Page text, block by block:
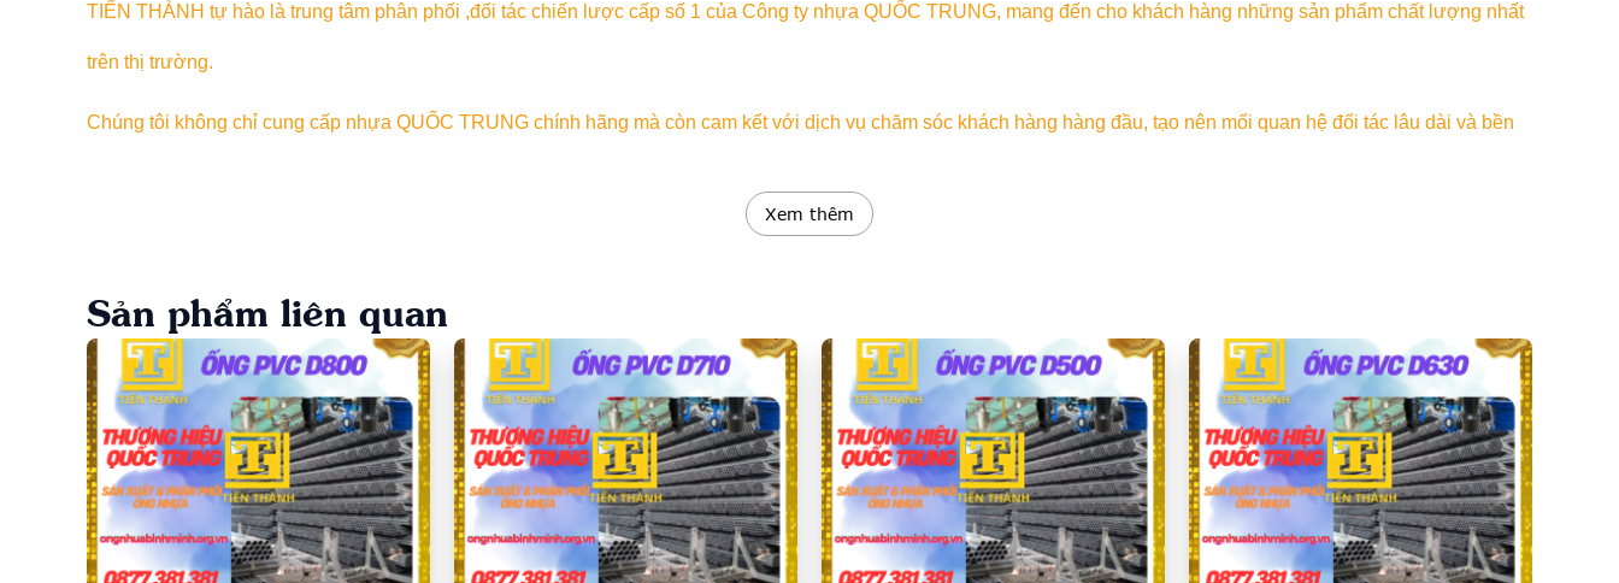
TIẾN THÀNH tự hào là trung tâm phân phối ,đối tác chiến lược cấp số 1 của Công ty nhựa QUỐC TRUNG, mang đến cho khách hàng những sản phẩm chất lượng nhất
trên thị trường.
Chúng tôi không chỉ cung cấp nhựa QUỐC TRUNG chính hãng mà còn cam kết với dịch vụ chăm sóc khách hàng hàng đầu, tạo nên mối quan hệ đối tác lâu dài và bền
Ống PVC QUỐC TRUNG Giá Rẻ Nhất Luôn Sẵn Sàng Phục Vụ Quý Khách Hàng
NGOÀI RA, NHỰA QUỐC TRUNG CÒN CÓ CÁC LOẠI ỐNG KHÁC NHƯ:
ỐNG NHỰA PVC 21 QUỐC TRUNG
ỐNG NHỰA PVC 27 QUỐC TRUNG
Xem thêm
Sản phẩm liên quan